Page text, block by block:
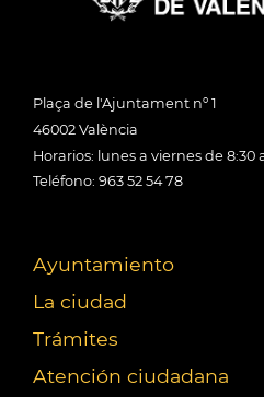
Plaça de l'Ajuntament nº 1
46002 València
Horarios: lunes a viernes de 8:30
Teléfono: 963 52 54 78
Ayuntamiento
La ciudad
Trámites
Atención ciudadana